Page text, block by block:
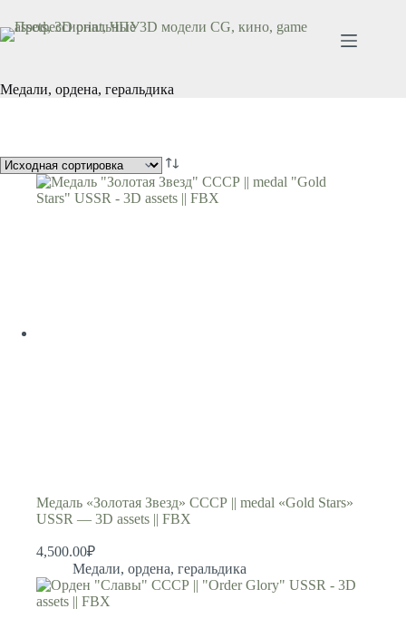
сути
Медали, ордена, геральдика
Медаль «Золотая Звезд» СССР || medal «Gold Stars»
USSR — 3D assets || FBX
4,500.00₽
Медали, ордена, геральдика